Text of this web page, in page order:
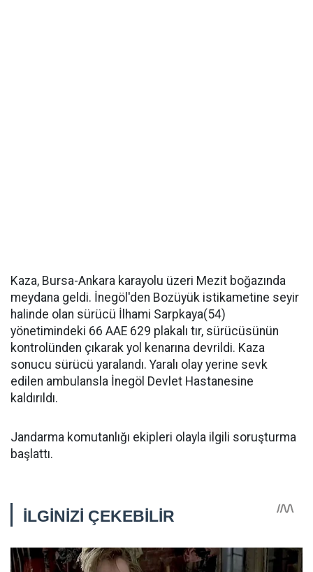
Kaza, Bursa-Ankara karayolu üzeri Mezit boğazında
meydana geldi. İnegöl'den Bozüyük istikametine seyir
halinde olan sürücü İlhami Sarpkaya(54)
yönetimindeki 66 AAE 629 plakalı tır, sürücüsünün
kontrolünden çıkarak yol kenarına devrildi. Kaza
sonucu sürücü yaralandı. Yaralı olay yerine sevk
edilen ambulansla İnegöl Devlet Hastanesine
kaldırıldı.
Jandarma komutanlığı ekipleri olayla ilgili soruşturma
başlattı.